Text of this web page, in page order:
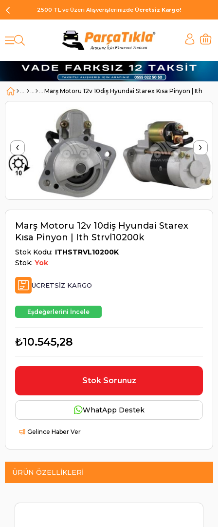
2500 TL ve Üzeri Alışverişlerinizde Ücretsiz Kargo!
Marş Motoru 12v 10diş Hyundai Starex Kısa Pinyon | Ith
‹ ›
Marş Motoru 12v 10diş Hyundai Starex
Kısa Pinyon | Ith Strvl10200k
Stok Kodu ITHSTRVL10200K
Stok: Yok
ÜCRETSIZ KARGO
Eşdeğerlerini İncele
₺10.545,28
Stok Sorunuz
WhatApp Destek
Gelince Haber Ver
ÜRÜN ÖZELLIKLERI